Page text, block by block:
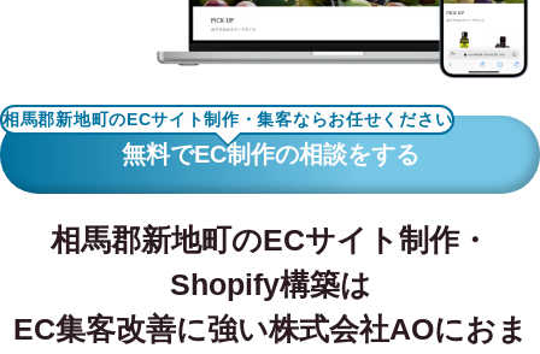
RECRUIT
BLOG
相馬郡新地町のECサイト制作・集客ならお任せください
無料でEC制作の相談をする
相馬郡新地町のECサイト制作・
Shopify構築は
EC集客改善に強い株式会社AOにおま